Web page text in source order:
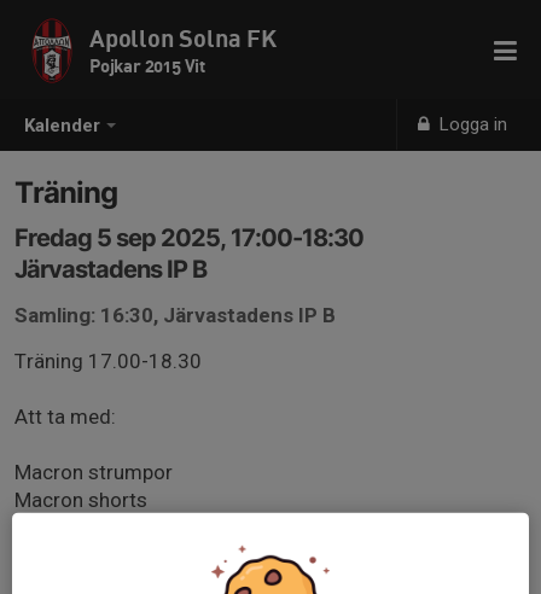
Kalender Logga in
Apollon Solna FK
Pojkar 2015 Vit
Träning
Fredag 5 sep 2025, 17:00-18:30
Järvastadens IP B
Samling: 16:30, Järvastadens IP B
Träning 17.00-18.30
Att ta med:
Macron strumpor
Macron shorts